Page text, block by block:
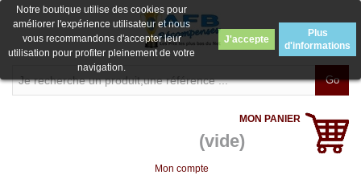
Go
MON PANIER
(vide)
Mon compte
Notre boutique utilise des cookies pour
améliorer l'expérience utilisateur et nous
vous recommandons d'accepter leur
utilisation pour profiter pleinement de votre
navigation.
J'accepte
Plus
d'informations